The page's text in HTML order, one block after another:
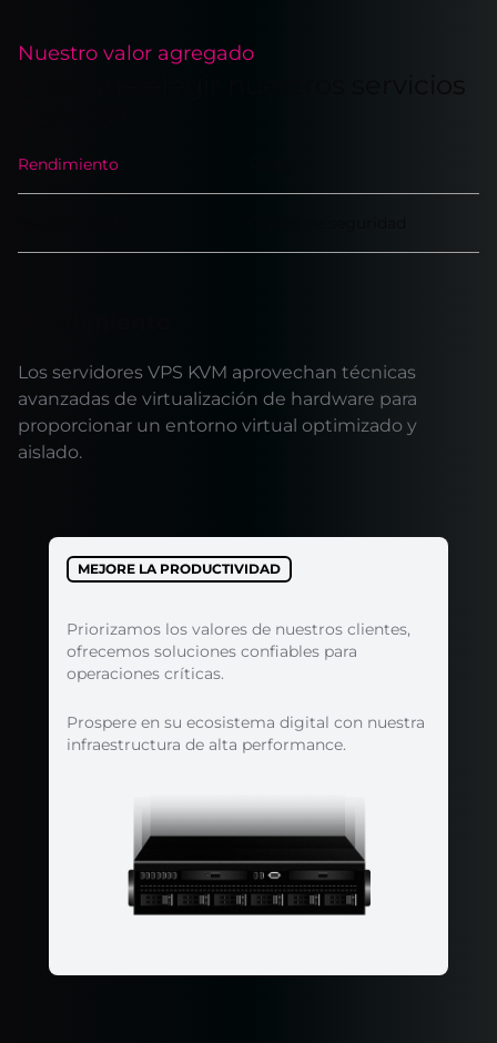
Nuestro valor agregado
Rendimiento
Los servidores VPS KVM aprovechan técnicas
avanzadas de virtualización de hardware para
proporcionar un entorno virtual optimizado y
aislado.
MEJORE LA PRODUCTIVIDAD
Priorizamos los valores de nuestros clientes,
ofrecemos soluciones confiables para
operaciones críticas.
Prospere en su ecosistema digital con nuestra
infraestructura de alta performance.